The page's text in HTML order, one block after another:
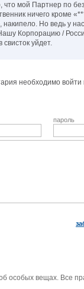
что мой Партнер по
ничего кроме
Но ведь у
Корпорацию /
свисток уйдет.
необходимо войти
пароль
особых вещах. Все